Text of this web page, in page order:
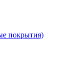
покрытия)